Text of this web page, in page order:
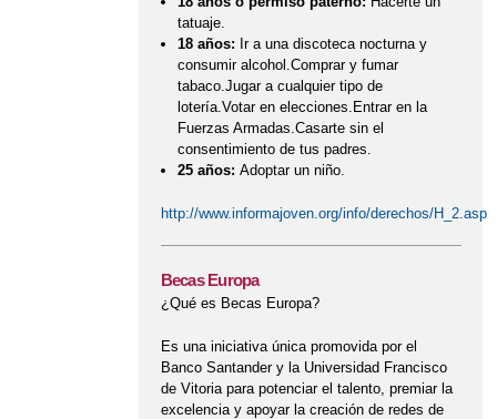
tatuaje.
18 años: Ir a una discoteca nocturna y
consumir alcohol.Comprar y fumar
tabaco.Jugar a cualquier tipo de
lotería.Votar en elecciones.Entrar en la
Fuerzas Armadas.Casarte sin el
consentimiento de tus padres.
25 años:Adoptar un niño.
http://www.informajoven.org/info/derechos/H_2.asp
Becas Europa
¿Qué es Becas Europa?
Es una iniciativa única promovida por el
Banco Santander y la Universidad Francisco
de Vitoria para potenciar el talento, premiar la
excelencia y apoyar la creación de redes de